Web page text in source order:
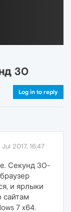
30
Log in to reply
Jul 2017, 16:47
Секунд 30-
и ярлыки
сайтам
7 x64.